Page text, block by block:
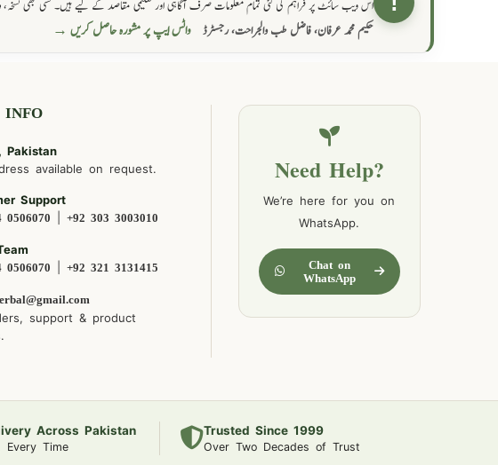
اس ویب سائٹ پر فراہم کی گئی تمام معلومات صرف آگاہی اور تعلیمی مقاصد کے لیے ہیں۔ کسی بھی
حکیم محمد عرفان، فاضل طب والجراحت، رجسٹرڈ واٹس ایپ پر مشورہ حاصل کریں →
INFO
Pakistan
available on request.
Support
0506070 |+92 303 3003010
0506070 |+92 321 3131415
support & product
Need Help?
We’re here for you on
WhatsApp.
Chat on
WhatsApp
Across Pakistan
Every Time
Trusted Since 1999
Over Two Decades of Trust